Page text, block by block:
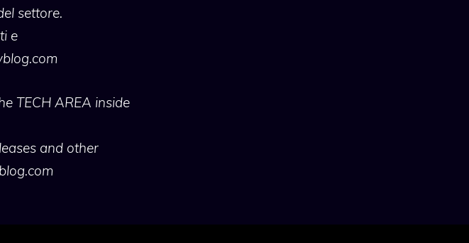
settore.
e
TECH AREA inside
and other